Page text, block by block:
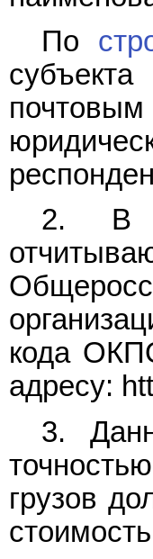
По
почтовым
2. В
кода
адресу:
3.
грузов